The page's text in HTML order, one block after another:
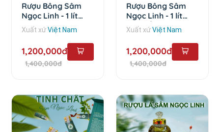
Rượu Bông Sâm
Ngọc Linh - 1 lít
chai cao
Xuất xứViệt Nam
1,200,000đ
1,400,000đ
Rượu Bông Sâm
Ngọc Linh - 1 lít
chai bầu
Xuất xứViệt Nam
1,200,000đ
1,400,000đ